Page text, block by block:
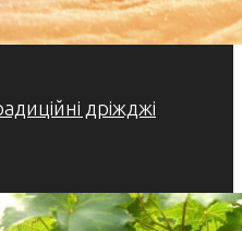
дріжджі